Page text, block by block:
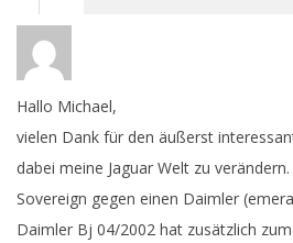
Hallo Michael,
vielen Dank für den äußerst
dabei meine Jaguar Welt zu
Sovereign gegen einen Daimler
Daimler Bj 04/2002 hat zusätzlich